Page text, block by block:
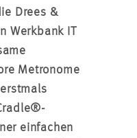
Drees &
Werkbank IT
Metronome
einfachen